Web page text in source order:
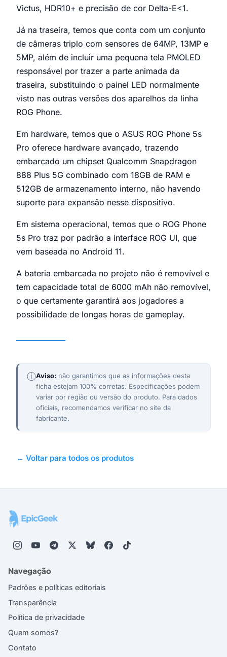
Victus, HDR10+ e precisão de cor Delta-E<1.
Já na traseira, temos que conta com um conjunto
de câmeras triplo com sensores de 64MP, 13MP e
5MP, além de incluir uma pequena tela PMOLED
responsável por trazer a parte animada da
traseira, substituindo o painel LED normalmente
visto nas outras versões dos aparelhos da linha
ROG Phone.
Em hardware, temos que o ASUS ROG Phone 5s
Pro oferece hardware avançado, trazendo
embarcado um chipset Qualcomm Snapdragon
888 Plus 5G combinado com 18GB de RAM e
512GB de armazenamento interno, não havendo
suporte para expansão nesse dispositivo.
Em sistema operacional, temos que o ROG Phone
5s Pro traz por padrão a interface ROG UI, que
vem baseada no Android 11.
A bateria embarcada no projeto não é removível e
tem capacidade total de 6000 mAh não removível,
o que certamente garantirá aos jogadores a
possibilidade de longas horas de gameplay.
ⓘAviso:não garantimos que as informações desta
ficha estejam 100% corretas. Especificações podem
variar por região ou versão do produto. Para dados
oficiais, recomendamos verificar no site da
fabricante.
← Voltar para todos os produtos
Navegação
Padrões e políticas editoriais
Transparência
Política de privacidade
Quem somos?
Contato